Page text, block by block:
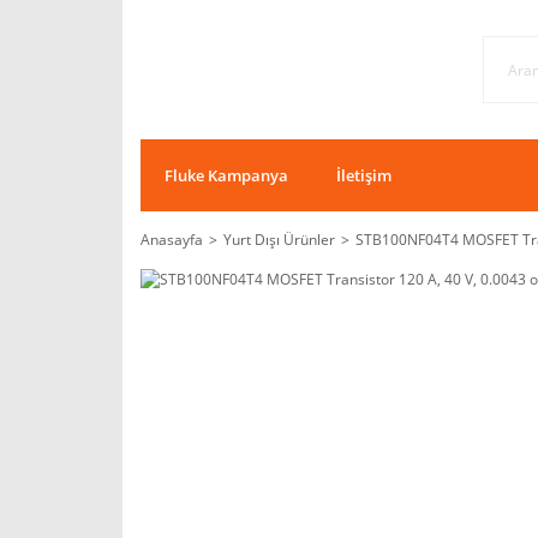
Fluke Kampanya İletişim
Anasayfa Yurt Dışı Ürünler
STB100NF04T4 MOSFET